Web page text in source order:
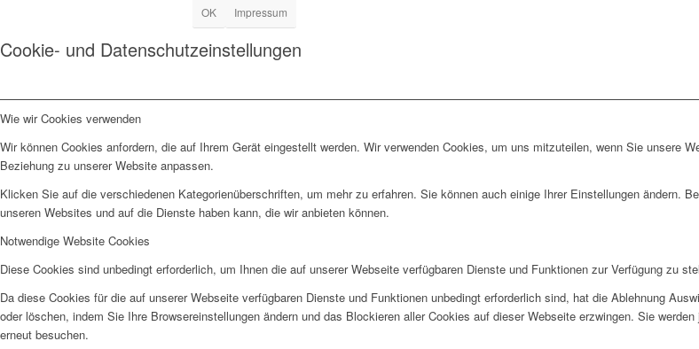
OK Impressum
Cookie- und Datenschutzeinstellungen
Wie wir Cookies verwenden
Wir können Cookies anfordern, die auf Ihrem Gerät eingestellt werden. Wir verwenden Cookies, um uns mitzuteilen, wenn Sie unsere
Beziehung zu unserer Website anpassen.
Klicken Sie auf die verschiedenen Kategorienüberschriften, um mehr zu erfahren. Sie können auch einige Ihrer Einstellungen ändern.
unseren Websites und auf die Dienste haben kann, die wir anbieten können.
Notwendige Website Cookies
Diese Cookies sind unbedingt erforderlich, um Ihnen die auf unserer Webseite verfügbaren Dienste und Funktionen zur Verfügung zu
Da diese Cookies für die auf unserer Webseite verfügbaren Dienste und Funktionen unbedingt erforderlich sind, hat die Ablehnung
oder löschen, indem Sie Ihre Browsereinstellungen ändern und das Blockieren aller Cookies auf dieser Webseite erzwingen. Sie
erneut besuchen.